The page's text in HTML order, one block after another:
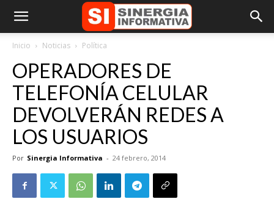
Inicio Noticias Política
OPERADORES DE
TELEFONÍA CELULAR
DEVOLVERÁN REDES A
LOS USUARIOS
Por Sinergia Informativa - 24 febrero, 2014